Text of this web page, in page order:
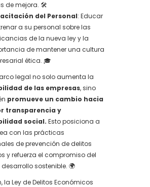
de mejora. 🛠️
del Personal: Educar
a su personal sobre las
de la nueva ley y la
de mantener una cultura
ética. 🎓
legal no solo aumenta la
de las empresas, sino
promueve un cambio hacia
transparencia y
social. Esto posiciona a
con las prácticas
de prevención de delitos
y refuerza el compromiso del
sostenible. 🌍
la Ley de Delitos Económicos